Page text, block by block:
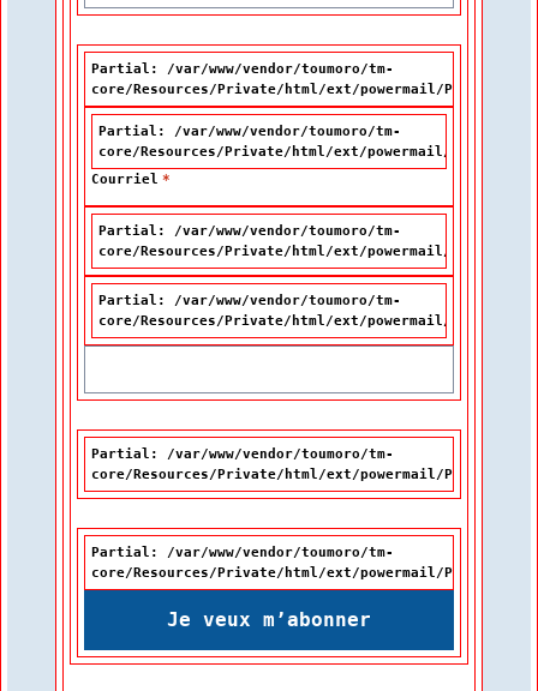
Partial: /var/www/vendor/toumoro/tm-
core/Resources/Private/html/ext/powermail/Partials/
Partial: /var/www/vendor/toumoro/tm-
core/Resources/Private/html/ext/powermail/Partials/
Courriel*
Partial: /var/www/vendor/toumoro/tm-
core/Resources/Private/html/ext/powermail/Partials/
Partial: /var/www/vendor/toumoro/tm-
core/Resources/Private/html/ext/powermail/Partials/
Partial: /var/www/vendor/toumoro/tm-
core/Resources/Private/html/ext/powermail/Partials/
Partial: /var/www/vendor/toumoro/tm-
core/Resources/Private/html/ext/powermail/Partials/
Je veux m’abonner